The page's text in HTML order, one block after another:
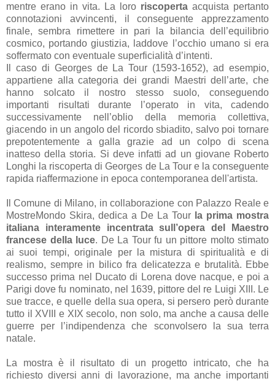
mentre erano in vita. La loro riscoperta acquista pertanto
connotazioni avvincenti, il conseguente apprezzamento
finale, sembra rimettere in pari la bilancia dell’equilibrio
cosmico, portando giustizia, laddove l’occhio umano si era
soffermato con eventuale superficialità d’intenti.
Il caso di Georges de La Tour (1593-1652), ad esempio,
appartiene alla categoria dei grandi Maestri dell’arte, che
hanno solcato il nostro stesso suolo, conseguendo
importanti risultati durante l’operato in vita, cadendo
successivamente nell’oblio della memoria collettiva,
giacendo in un angolo del ricordo sbiadito, salvo poi tornare
prepotentemente a galla grazie ad un colpo di scena
inatteso della storia. Si deve infatti ad un giovane Roberto
Longhi la riscoperta di Georges de La Tour e la conseguente
rapida riaffermazione in epoca contemporanea dell'artista.
Il Comune di Milano, in collaborazione con Palazzo Reale e
MostreMondo Skira, dedica a De La Tour la prima mostra
italiana interamente incentrata sull’opera del Maestro
francese della luce. De La Tour fu un pittore molto stimato
ai suoi tempi, originale per la mistura di spiritualità e di
realismo, sempre in bilico fra delicatezza e brutalità. Ebbe
successo prima nel Ducato di Lorena dove nacque, e poi a
Parigi dove fu nominato, nel 1639, pittore del re Luigi XIII. Le
sue tracce, e quelle della sua opera, si persero però durante
tutto il XVIII e XIX secolo, non solo, ma anche a causa delle
guerre per l’indipendenza che sconvolsero la sua terra
natale.
La mostra è il risultato di un progetto intricato, che ha
richiesto diversi anni di lavorazione, ma anche importanti